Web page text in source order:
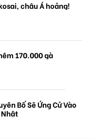
châu Á hoảng!
170.000 gà
Bố Sẽ Ứng Cử Vào
Nhật